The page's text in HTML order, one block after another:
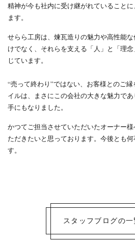
精神が今も社内に受け継がれていること
ます。
せらら工房は、煉瓦造りの魅力や高性能
けでなく、それらを支える「人」と「理
じています。
“売って終わり”ではない、お客様とのご
イルは、まさにこの会社の大きな魅力で
手にもなりました。
かつてご担当させていただいたオーナー
ただきたいと思っております。今後とも
す。
スタッフブログの一